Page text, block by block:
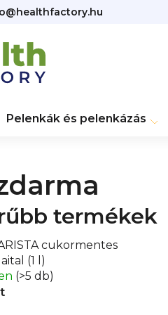
Pelenkák és pelenkázás
termékek
cukormentes
(1 l)
(>5 db)